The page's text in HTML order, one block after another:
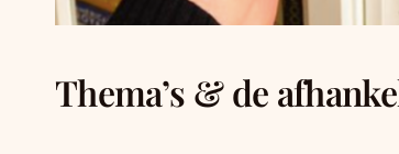
Thema’s & de